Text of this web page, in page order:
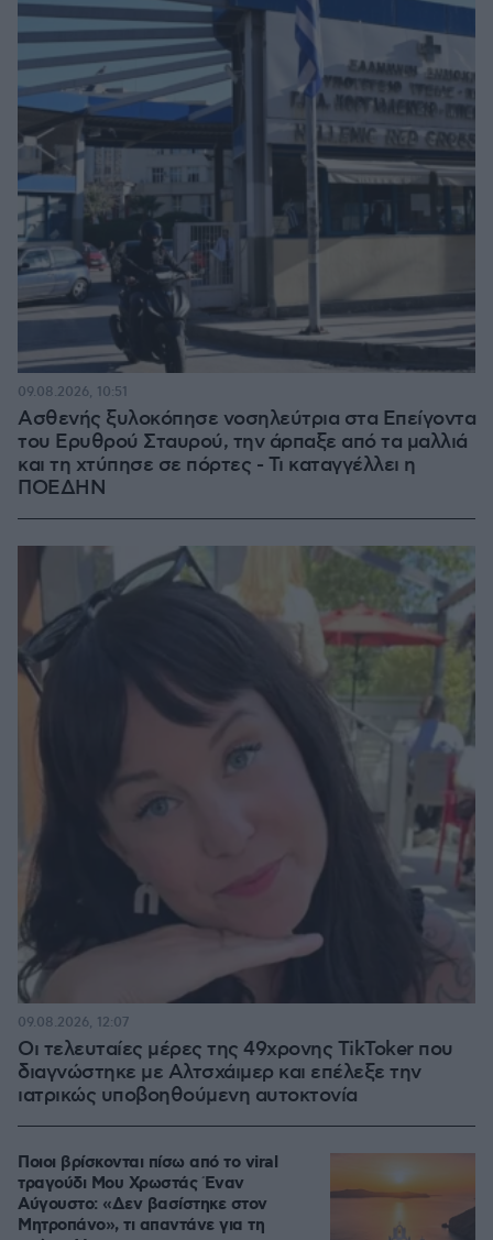
Ασθενής ξυλοκόπησε νοσηλεύτρια στα Επείγοντα
του Ερυθρού Σταυρού, την άρπαξε από τα μαλλιά
και τη χτύπησε σε πόρτες - Τι καταγγέλλει η
ΠΟΕΔΗΝ
09.08.2026, 10:51
Οι τελευταίες μέρες της 49χρονης TikToker που
διαγνώστηκε με Αλτσχάιμερ και επέλεξε την
ιατρικώς υποβοηθούμενη αυτοκτονία
09.08.2026, 12:07
Ποιοι βρίσκονται πίσω από το viral
τραγούδι Μου Χρωστάς Έναν
Αύγουστο: «Δεν βασίστηκε στον
Μητροπάνο», τι απαντάνε για τη